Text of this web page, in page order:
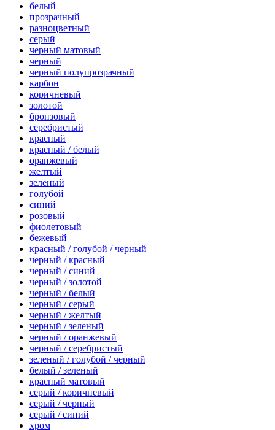
белый
прозрачный
разноцветный
серый
черный матовый
черный
черный полупрозрачный
карбон
коричневый
золотой
бронзовый
серебристый
красный
красный / белый
оранжевый
желтый
зеленый
голубой
синий
розовый
фиолетовый
бежевый
красный / голубой / черный
черный / красный
черный / синий
черный / золотой
черный / белый
черный / серый
черный / желтый
черный / зеленый
черный / оранжевый
черный / серебристый
зеленый / голубой / черный
белый / зеленый
красный матовый
серый / коричневый
серый / черный
серый / синий
хром